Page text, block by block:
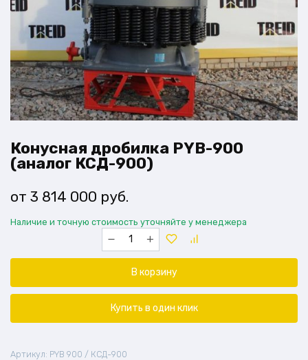
Конусная дробилка PYB-900
(аналог КСД-900)
3 814 000 руб.
Наличие и точную стоимость уточняйте у менеджера
Количество
товара
Конусная
дробилка
900
(аналог
В корзину
Купить в один клик
Артикул: PYB 900 / КСД-900